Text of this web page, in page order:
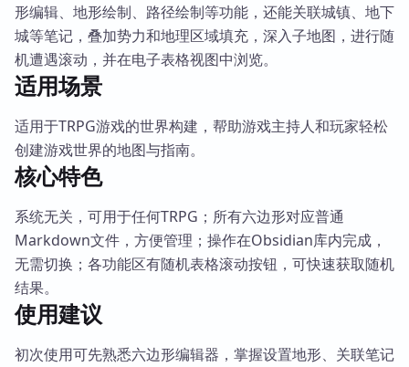
形编辑、地形绘制、路径绘制等功能，还能关联城镇、地下
城等笔记，叠加势力和地理区域填充，深入子地图，进行随
机遭遇滚动，并在电子表格视图中浏览。
适用场景
适用于TRPG游戏的世界构建，帮助游戏主持人和玩家轻松
创建游戏世界的地图与指南。
核心特色
系统无关，可用于任何TRPG；所有六边形对应普通
Markdown文件，方便管理；操作在Obsidian库内完成，
无需切换；各功能区有随机表格滚动按钮，可快速获取随机
结果。
使用建议
初次使用可先熟悉六边形编辑器，掌握设置地形、关联笔记